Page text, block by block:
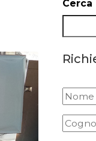
Cerca